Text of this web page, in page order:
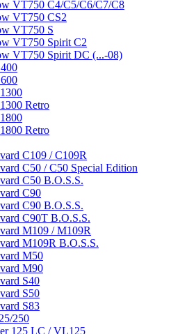
VT750 C4/C5/C6/C7/C8
VT750 CS2
VT750 S
VT750 Spirit C2
VT750 Spirit DC (...-08)
Retro
Retro
C109 / C109R
C50 / C50 Special Edition
C50 B.O.S.S.
C90
C90 B.O.S.S.
C90T B.O.S.S.
M109 / M109R
M109R B.O.S.S.
M50
M90
S40
S50
S83
250
125 LC / VL125